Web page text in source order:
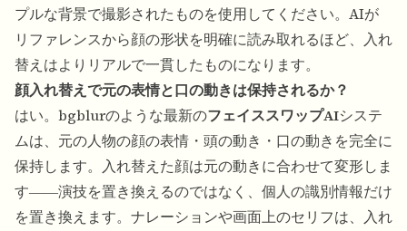
プルな背景で撮影されたものを使用してください。AIが
リファレンスから顔の形状を明確に読み取れるほど、入れ
替えはよりリアルで一貫したものになります。
顔入れ替えで元の表情と口の動きは保持されるか？
はい。bgblurのような最新のフェイススワップAIシステ
ムは、元の人物の顔の表情・頭の動き・口の動きを完全に
保持します。入れ替えた顔は元の動きに合わせて変形しま
す――演技を置き換えるのではなく、個人の識別情報だけ
を置き換えます。ナレーションや画面上のセリフは、入れ